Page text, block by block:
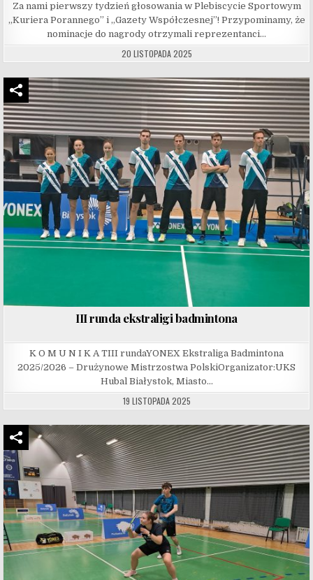
Za nami pierwszy tydzień głosowania w Plebiscycie Sportowym
„Kuriera Porannego” i „Gazety Współczesnej”! Przypominamy, że
nominacje do nagrody otrzymali reprezentanci…
20 LISTOPADA 2025
III runda ekstraligi badmintona
K O M U N I K A TIII rundaYONEX Ekstraliga Badmintona
2025/2026 – Drużynowe Mistrzostwa PolskiOrganizator:UKS
Hubal Białystok, Miasto…
19 LISTOPADA 2025